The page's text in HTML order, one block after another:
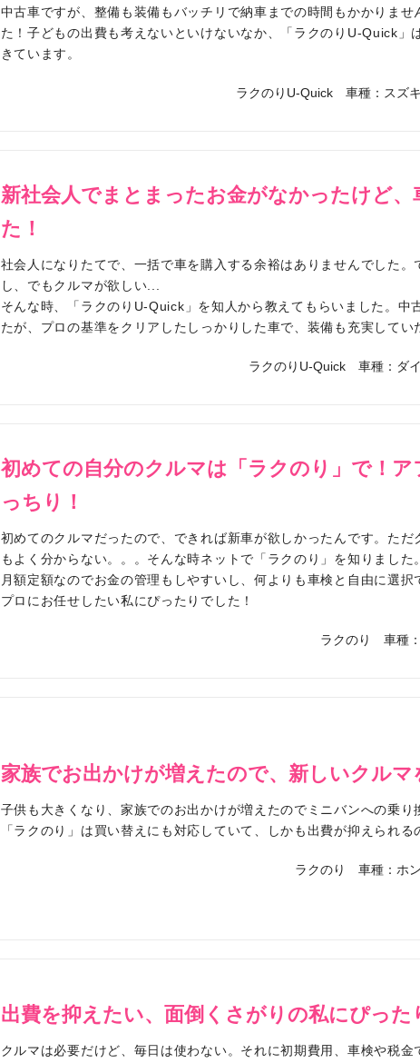
中古車ですが、整備も装備もバッチリで納車までの時間もかかりませ
た！子どもの出費も考えないといけないなか、「ラクのりU-Quick」
きています。
ラクのりU-Quick 車種：スズ
新社会人でまとまったお金がなかったけど、
た！
社会人になりたてで、一括で車を購入する余裕はありませんでした
し、でもクルマが欲しい...
そんな時、「ラクのりU-Quick」を知人から教えてもらいました。中
たが、プロの基準をクリアしたしっかりした車で、装備も充実してい
ラクのりU-Quick 車種：ダ
初めての自分のクルマは「ラクのり」で！
っちり！
初めてのクルマだったので、できれば新車が欲しかったんです。た
もよく分からない。。。そんな時ネットで「ラクのり」を知りました。
月額定額なのでお金の管理もしやすいし、何よりも車検と自由に選択
プロにお任せしたい私にぴったりでした！
ラクのり 車種
家族でお出かけが増えたので、新しいクルマ
子供も大きくなり、家族でのお出かけが増えたのでミニバンへの乗り
「ラクのり」は買い替えにも対応していて、しかも出費が抑えられる
ラクのり 車種：ホ
出費を抑えたい、面倒くさがりの私にぴった
クルマは必要だけど、毎日は使わない。それに初期費用、車検や税金